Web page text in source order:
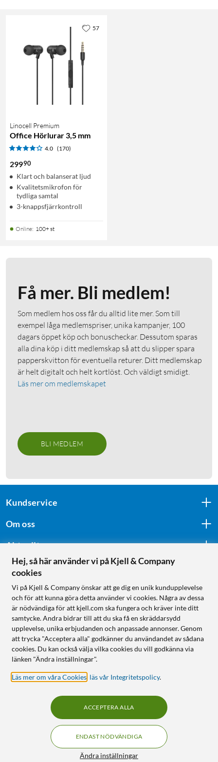
Linocell Premium
Office Hörlurar 3,5 mm
4.0 (170)
29990
Klart och balanserat ljud
Kvalitetsmikrofon för
tydliga samtal
3-knappsfjärrkontroll
Online: 100+ st
57
Få mer. Bli medlem!
Som medlem hos oss får du alltid lite mer. Som till
exempel låga medlemspriser, unika kampanjer, 100
dagars öppet köp och bonuscheckar. Dessutom sparas
alla dina köp i ditt medlemskap så att du slipper spara
papperskvitton för eventuella returer. Ditt medlemskap
är helt digitalt och helt kortlöst. Och väldigt smidigt.
Läs mer om medlemskapet
BLI MEDLEM
Kundservice
Om oss
Aktuellt
Följ oss
Handla från:
Sverige
Norge
KUNSKAP OCH TILLBEHÖR TILL
HEMELEKTRONIK
Hej, så här använder vi på Kjell & Company
cookies
Vi på Kjell & Company önskar att ge dig en unik kundupplevelse
och för att kunna göra detta använder vi cookies. Några av dessa
är nödvändiga för att kjell.com ska fungera och kräver inte ditt
samtycke. Andra bidrar till att du ska få en skräddarsydd
upplevelse, unika erbjudanden och anpassade annonser. Genom
att trycka "Acceptera alla" godkänner du användandet av sådana
cookies. Du kan också välja vilka cookies du vill godkänna via
länken "Ändra inställningar".
Läs mer om våra Cookies läs vår Integritetspolicy.
Ändra inställningar
ENDAST NÖDVÄNDIGA
ACCEPTERA ALLA